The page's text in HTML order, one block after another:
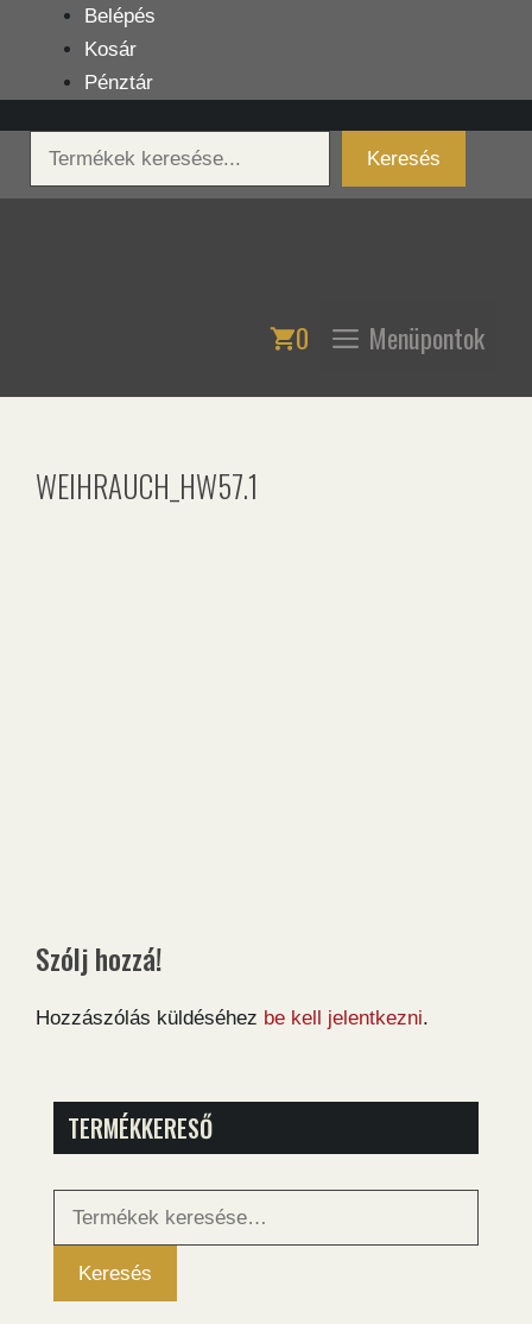
tartalomba
Belépés
Kosár
Pénztár
Keresés
Keresés
0 Menüpontok
WEIHRAUCH_HW57.1
Szólj hozzá!
Hozzászólás küldéséhez be kell jelentkezni.
TERMÉKKERESŐ
Keresés
Keresés